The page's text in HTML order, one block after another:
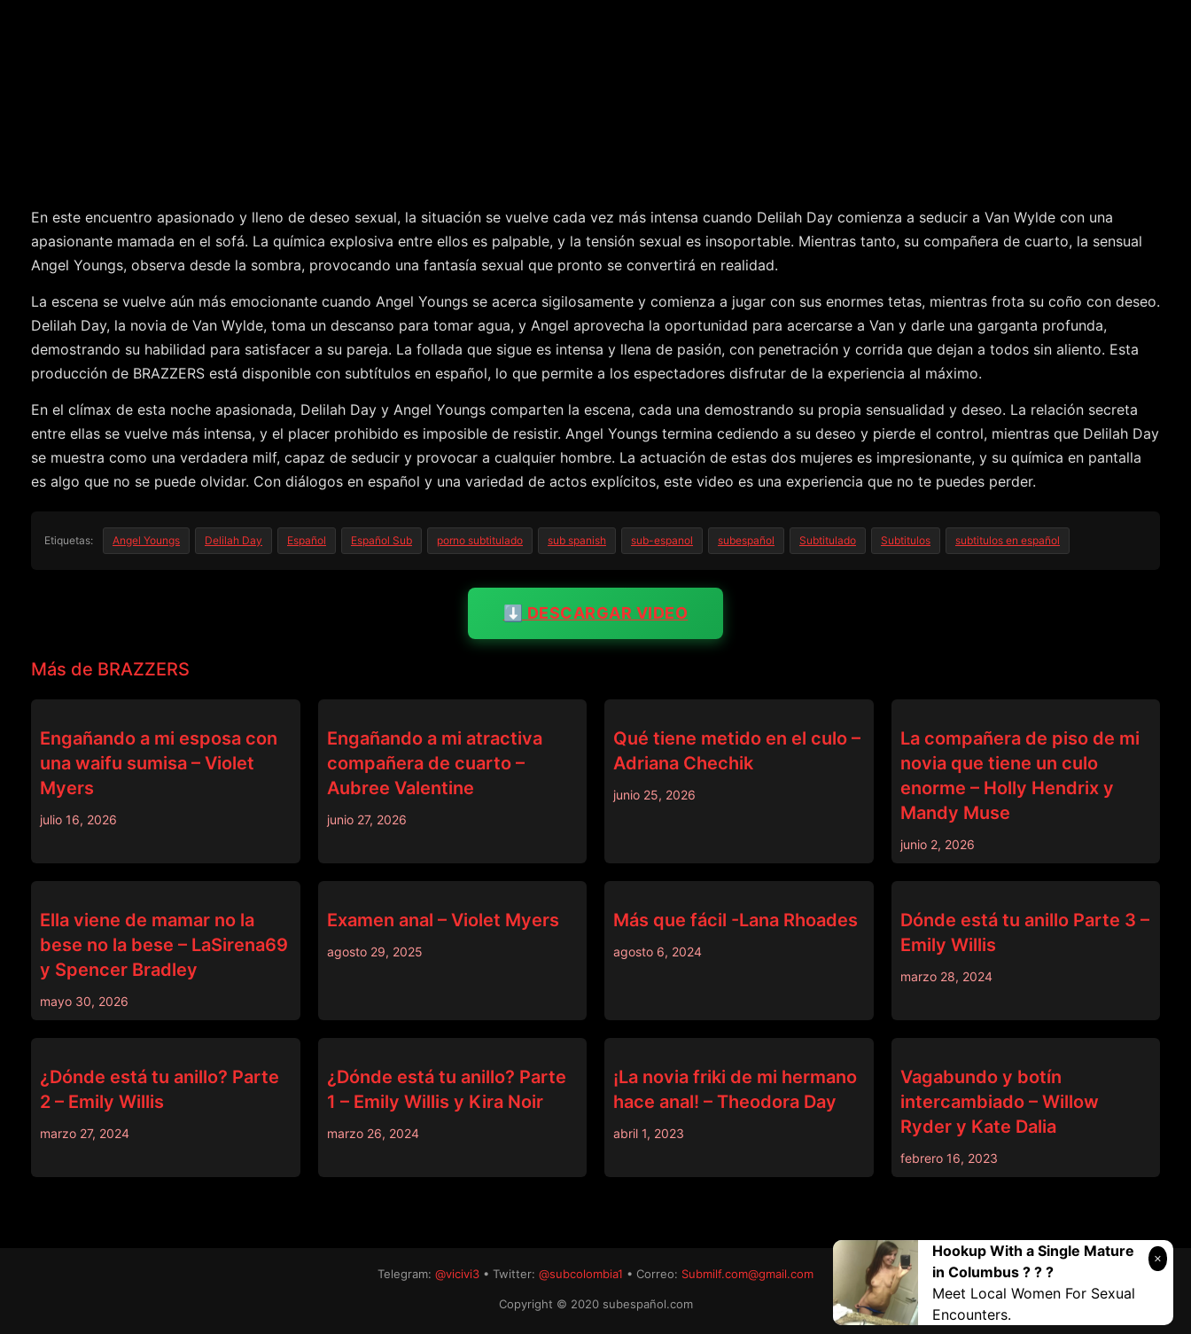
Hookup With a Single Mature
in Columbus ? ? ?
Meet Local Women For Sexual
Encounters.
En este encuentro apasionado y lleno de deseo sexual, la situación se vuelve cada vez más intensa cuando Delilah Day comienza a seducir a Van Wylde con una
apasionante mamada en el sofá. La química explosiva entre ellos es palpable, y la tensión sexual es insoportable. Mientras tanto, su compañera de cuarto, la sensual
Angel Youngs, observa desde la sombra, provocando una fantasía sexual que pronto se convertirá en realidad.
La escena se vuelve aún más emocionante cuando Angel Youngs se acerca sigilosamente y comienza a jugar con sus enormes tetas, mientras frota su coño con deseo.
Delilah Day, la novia de Van Wylde, toma un descanso para tomar agua, y Angel aprovecha la oportunidad para acercarse a Van y darle una garganta profunda,
demostrando su habilidad para satisfacer a su pareja. La follada que sigue es intensa y llena de pasión, con penetración y corrida que dejan a todos sin aliento. Esta
producción de BRAZZERS está disponible con subtítulos en español, lo que permite a los espectadores disfrutar de la experiencia al máximo.
En el clímax de esta noche apasionada, Delilah Day y Angel Youngs comparten la escena, cada una demostrando su propia sensualidad y deseo. La relación secreta
entre ellas se vuelve más intensa, y el placer prohibido es imposible de resistir. Angel Youngs termina cediendo a su deseo y pierde el control, mientras que Delilah Day
se muestra como una verdadera milf, capaz de seducir y provocar a cualquier hombre. La actuación de estas dos mujeres es impresionante, y su química en pantalla
es algo que no se puede olvidar. Con diálogos en español y una variedad de actos explícitos, este video es una experiencia que no te puedes perder.
Etiquetas: Angel Youngs Delilah Day Español Español Sub porno subtitulado sub spanish sub-espanol subespañol Subtitulado Subtitulos subtitulos en español
⬇️ DESCARGAR VIDEO
Más de BRAZZERS
Engañando a mi esposa con
una waifu sumisa – Violet
Myers
julio 16, 2026
Engañando a mi atractiva
compañera de cuarto –
Aubree Valentine
junio 27, 2026
Qué tiene metido en el culo –
Adriana Chechik
junio 25, 2026
La compañera de piso de mi
novia que tiene un culo
enorme – Holly Hendrix y
Mandy Muse
junio 2, 2026
Ella viene de mamar no la
bese no la bese – LaSirena69
y Spencer Bradley
mayo 30, 2026
Examen anal – Violet Myers
agosto 29, 2025
Más que fácil -Lana Rhoades
agosto 6, 2024
Dónde está tu anillo Parte 3 –
Emily Willis
marzo 28, 2024
¿Dónde está tu anillo? Parte
2 – Emily Willis
marzo 27, 2024
¿Dónde está tu anillo? Parte
1 – Emily Willis y Kira Noir
marzo 26, 2024
¡La novia friki de mi hermano
hace anal! – Theodora Day
abril 1, 2023
Vagabundo y botín
intercambiado – Willow
Ryder y Kate Dalia
febrero 16, 2023
Telegram: @vicivi3 • Twitter: @subcolombia1 • Correo: Submilf.com@gmail.com
Copyright © 2020 subespañol.com